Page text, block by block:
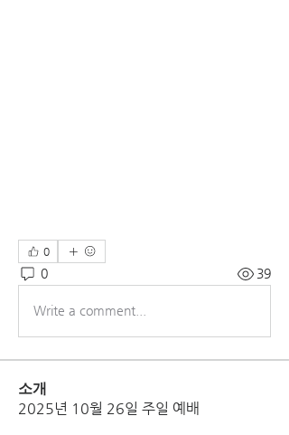
0
0 39
Write a comment...
소개
2025년 10월 26일 주일 예배